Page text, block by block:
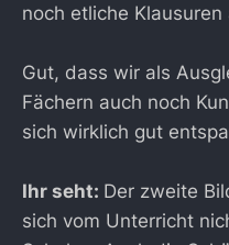
noch etliche Klausuren
Gut, dass wir als
Fächern auch noch
sich wirklich gut
Ihr seht: Der zweite
sich vom Unterricht